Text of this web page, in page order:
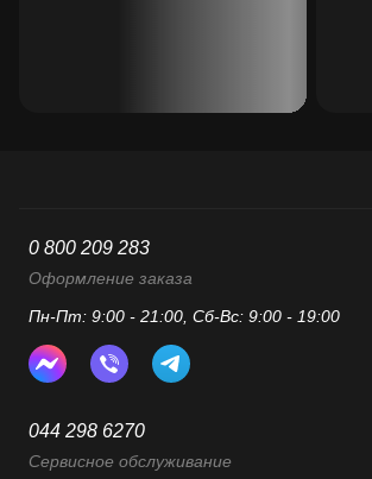
0 800 209 283
Оформление заказа
Пн-Пт: 9:00 - 21:00, Сб-Вс: 9:00 - 19:00
044 298 6270
Сервисное обслуживание